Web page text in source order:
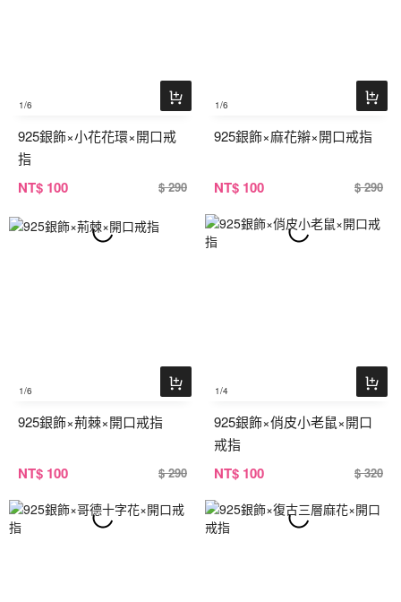
1/6
925銀飾×小花花環×開口戒
指
NT$ 100 $ 290
1/6
925銀飾×麻花辮×開口戒指
NT$ 100 $ 290
1/6
925銀飾×荊棘×開口戒指
NT$ 100 $ 290
1/4
925銀飾×俏皮小老鼠×開口
戒指
NT$ 100 $ 320